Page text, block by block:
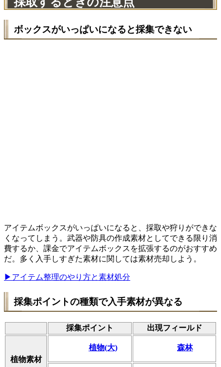
ボックスがいっぱいになると採集できない
アイテムボックスがいっぱいになると、採取や狩りができな
くなってしまう。武器や防具の作成素材としてできる限り消
費するか、課金でアイテムボックスを拡張するのがおすすめ
だ。多く入手しすぎた素材に関しては素材売却しよう。
▶アイテム整理のやり方と素材処分
採集ポイントの種類で入手素材が異なる
採集ポイント 出現フィールド
植物素材
植物(大) 森林